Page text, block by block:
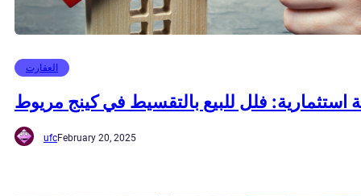
العقارت
استثمارية: فلل للبيع بالتقسيط في كينج مريوط
ufcFebruary 20, 2025